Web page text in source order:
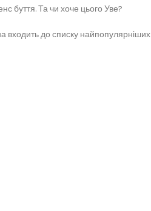
буття. Та чи хоче цього Уве?
входить до списку найпопулярніших